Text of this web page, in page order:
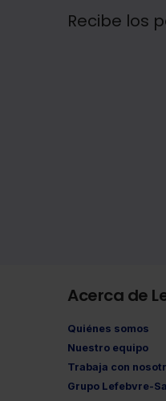
Recibe los
Acerca de
Quiénes somos
Nuestro equipo
Trabaja con
Grupo Lefebvre-